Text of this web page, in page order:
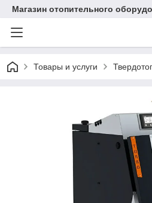
Магазин отопительного
Товары и услуги